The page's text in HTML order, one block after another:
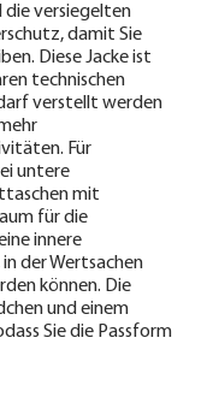
die versiegelten
damit Sie
Diese Jacke ist
technischen
verstellt werden
Für
untere
mit
für die
innere
der Wertsachen
können. Die
und einem
Sie die Passform